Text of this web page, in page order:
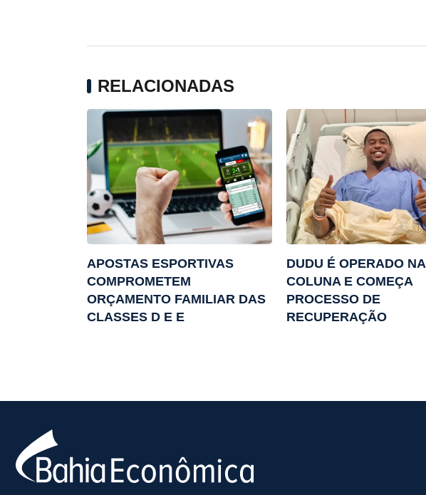
RELACIONADAS
APOSTAS ESPORTIVAS
COMPROMETEM
ORÇAMENTO FAMILIAR DAS
CLASSES D E E
DUDU É OPERADO NA
COLUNA E COMEÇA
PROCESSO DE
RECUPERAÇÃO